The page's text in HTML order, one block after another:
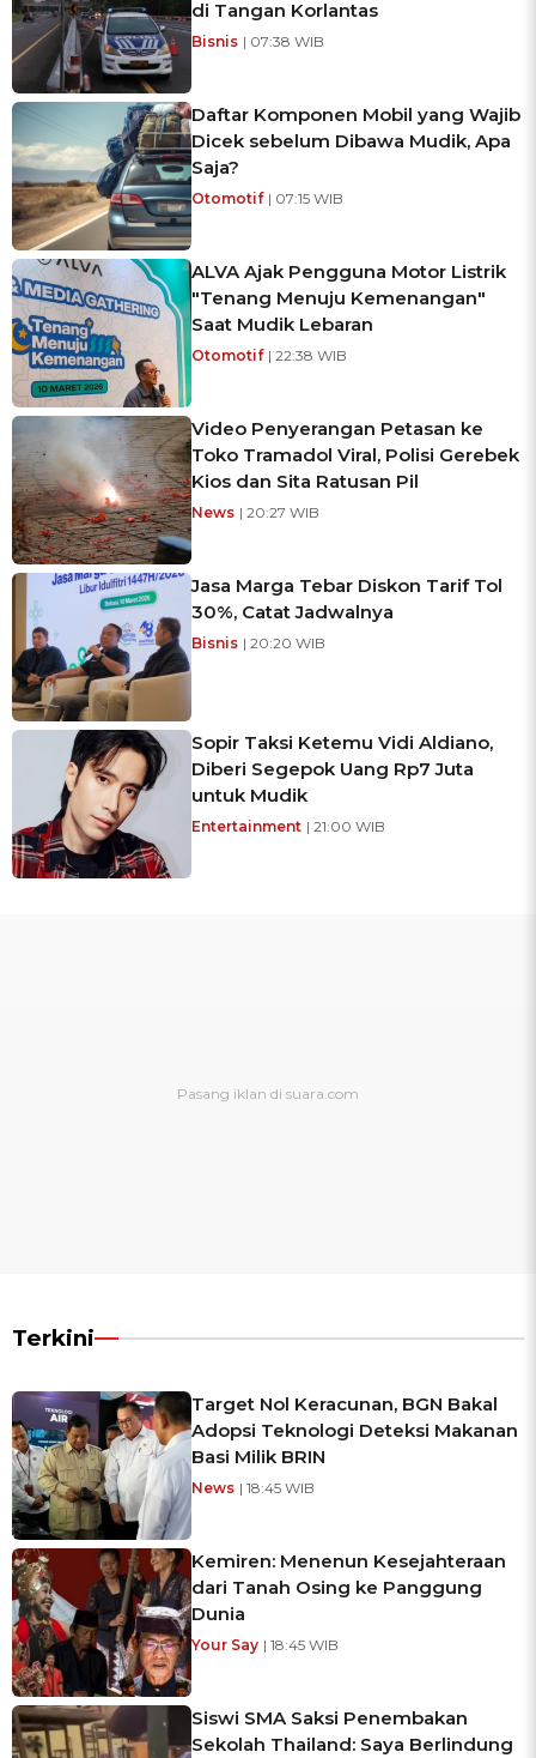
di Tangan Korlantas
Bisnis | 07:38 WIB
Daftar Komponen Mobil yang Wajib
Dicek sebelum Dibawa Mudik, Apa
Saja?
Otomotif | 07:15 WIB
ALVA Ajak Pengguna Motor Listrik
"Tenang Menuju Kemenangan"
Saat Mudik Lebaran
Otomotif | 22:38 WIB
Video Penyerangan Petasan ke
Toko Tramadol Viral, Polisi Gerebek
Kios dan Sita Ratusan Pil
News | 20:27 WIB
Jasa Marga Tebar Diskon Tarif Tol
30%, Catat Jadwalnya
Bisnis | 20:20 WIB
Sopir Taksi Ketemu Vidi Aldiano,
Diberi Segepok Uang Rp7 Juta
untuk Mudik
Entertainment | 21:00 WIB
Terkini
Target Nol Keracunan, BGN Bakal
Adopsi Teknologi Deteksi Makanan
Basi Milik BRIN
News | 18:45 WIB
Kemiren: Menenun Kesejahteraan
dari Tanah Osing ke Panggung
Dunia
Your Say | 18:45 WIB
Siswi SMA Saksi Penembakan
Sekolah Thailand: Saya Berlindung